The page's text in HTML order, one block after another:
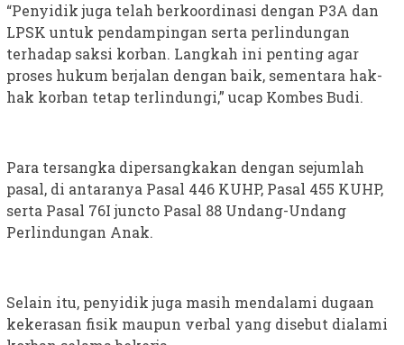
“Penyidik juga telah berkoordinasi dengan P3A dan
LPSK untuk pendampingan serta perlindungan
terhadap saksi korban. Langkah ini penting agar
proses hukum berjalan dengan baik, sementara hak-
hak korban tetap terlindungi,” ucap Kombes Budi.
Para tersangka dipersangkakan dengan sejumlah
pasal, di antaranya Pasal 446 KUHP, Pasal 455 KUHP,
serta Pasal 76I juncto Pasal 88 Undang-Undang
Perlindungan Anak.
Selain itu, penyidik juga masih mendalami dugaan
kekerasan fisik maupun verbal yang disebut dialami